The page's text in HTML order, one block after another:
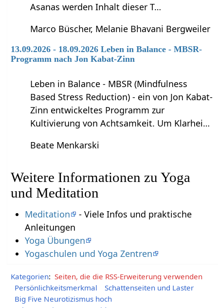
Asanas werden Inhalt dieser T…
Marco Büscher, Melanie Bhavani Bergweiler
13.09.2026 - 18.09.2026 Leben in Balance - MBSR-
Programm nach Jon Kabat-Zinn
Leben in Balance - MBSR (Mindfulness
Based Stress Reduction) - ein von Jon Kabat-
Zinn entwickeltes Programm zur
Kultivierung von Achtsamkeit. Um Klarhei…
Beate Menkarski
Weitere Informationen zu Yoga
und Meditation
Meditation
- Viele Infos und praktische
Anleitungen
Yoga Übungen
Yogaschulen und Yoga Zentren
Kategorien: Seiten, die die RSS-Erweiterung verwenden
Persönlichkeitsmerkmal
Schattenseiten und Laster
Big Five Neurotizismus hoch